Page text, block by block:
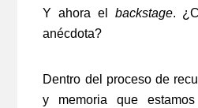
Y ahora el backstage.
anécdota?
Dentro del proceso de
y memoria que